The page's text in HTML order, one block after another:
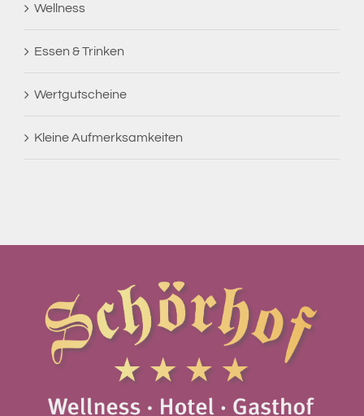
Wellness
Essen & Trinken
Wertgutscheine
Kleine Aufmerksamkeiten